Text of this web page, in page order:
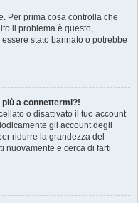
Per prima cosa controlla che
il problema è questo,
stato bannato o potrebbe
a connettermi?!
o disattivato il tuo account
gli account degli
ridurre la grandezza del
nuovamente e cerca di farti